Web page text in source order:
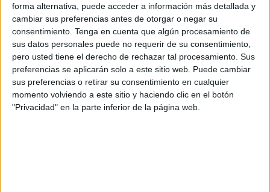
forma alternativa, puede acceder a información más detallada y
cambiar sus preferencias antes de otorgar o negar su
consentimiento. Tenga en cuenta que algún procesamiento de
sus datos personales puede no requerir de su consentimiento,
pero usted tiene el derecho de rechazar tal procesamiento. Sus
preferencias se aplicarán solo a este sitio web. Puede cambiar
sus preferencias o retirar su consentimiento en cualquier
momento volviendo a este sitio y haciendo clic en el botón
"Privacidad" en la parte inferior de la página web.